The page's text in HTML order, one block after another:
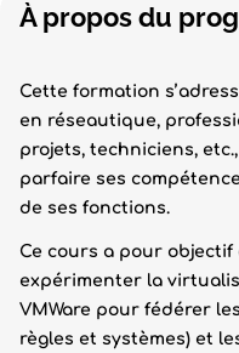
À propos du
Cette formation
en réseautique,
projets, techniciens,
parfaire ses
de ses fonctions.
Ce cours a pour
expérimenter la
VMWare pour fédérer
règles et systèmes) et